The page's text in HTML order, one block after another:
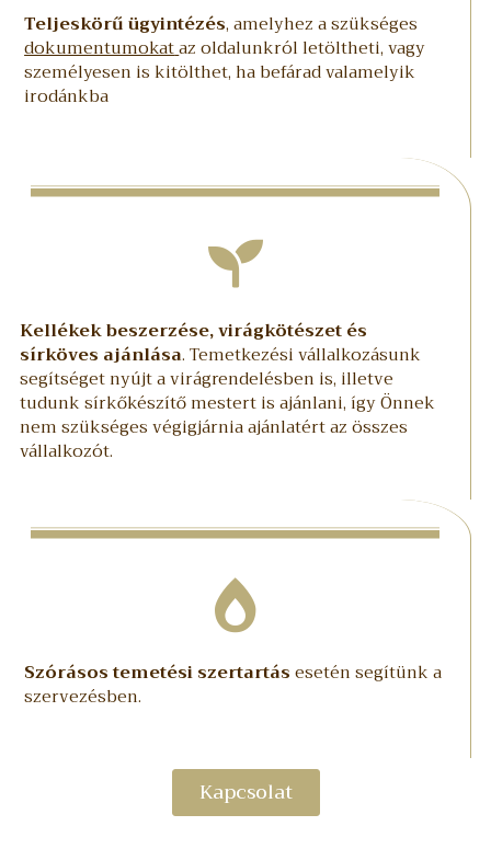
Teljeskörű ügyintézés, amelyhez a szükséges
dokumentumokataz oldalunkról letöltheti, vagy
személyesen is kitölthet, ha befárad valamelyik
irodánkba
Kellékek beszerzése, virágkötészet és
sírköves ajánlása. Temetkezési vállalkozásunk
segítséget nyújt a virágrendelésben is, illetve
tudunk sírkőkészítő mestert is ajánlani, így Önnek
nem szükséges végigjárnia ajánlatért az összes
vállalkozót.
Szórásos temetési szertartásesetén segítünk a
szervezésben.
Kapcsolat